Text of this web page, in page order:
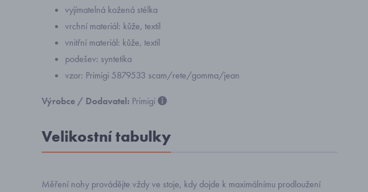
vyjímatelná kožená stélka
vrchní materiál: kůže, textil
vnitřní materiál: kůže, textil
podešev: syntetika
vzor: Primigi 5879533 scam/rete/gomma/jean
Výrobce / Dodavatel: Primigi
Velikostní tabulky
Měření nohy provádějte vždy ve stoje, kdy dojde k maximálnímu prodloužení